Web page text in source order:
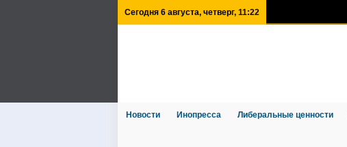
Сегодня 6 августа, четверг, 11:22
Новости Инопресса Либеральные ценности